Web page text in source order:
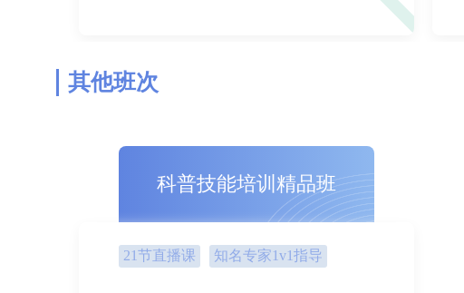
其他班次
科普技能培训精品班
21节直播课 知名专家1v1指导